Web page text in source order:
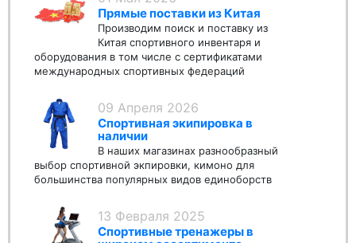
Прямые поставки из Китая
Производим поиск и поставку из
Китая спортивного инвентаря и
оборудования в том числе с сертификатами
международных спортивных федераций
09 Апреля 2026
Спортивная экипировка в
наличии
В наших магазинах разнообразный
выбор спортивной экпировки, кимоно для
большинства популярных видов единоборств
13 Февраля 2025
Спортивные тренажеры в